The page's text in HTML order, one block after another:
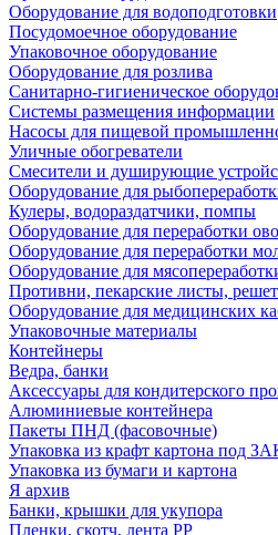
Оборудование для водоподготовки
Посудомоечное оборудование
Упаковочное оборудование
Оборудование для розлива
Санитарно-гигиеническое
Системы размещения информации
Насосы для пищевой
Уличные обогреватели
Смесители и душирующие
Оборудование для
Кулеры, водораздатчики, помпы
Оборудование для переработки
Оборудование для переработки
Оборудование для
Противни, пекарские листы,
Оборудование для медицинских
Упаковочные материалы
Контейнеры
Ведра, банки
Аксессуары для кондитерского
Алюминиевые контейнера
Пакеты ПНД (фасовочные)
Упаковка из крафт картона под
Упаковка из бумаги и картона
Я архив
Банки, крышки для укупора
Пленки, скотч, лента РР